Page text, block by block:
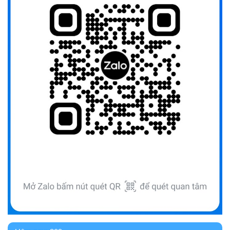
UBND TỈNH ĐẮK LẮK KHUYẾN CÁO NGƯỜI DÂN TĂNG
CƯỜNG PHÒNG, CHỐNG BỆNH TẢ
(09/10/2025)
Bộ Quốc phòng công bố thủ tục hành chính đủ điều kiện
tái cấu trúc thực hiện toàn trình, một phần trên môi trường
(09/10/2025)
Bộ Chính trị, Ban Bí thư kết luận về phân cấp, phân quyền
trong vận hành chính quyền địa phương 2 cấp
sự (sửa đổi) và Luật Tổ chức cơ quan điều tra (sửa đổi)
Quy định xử phạt vi phạm vi định giao thông đường bộ